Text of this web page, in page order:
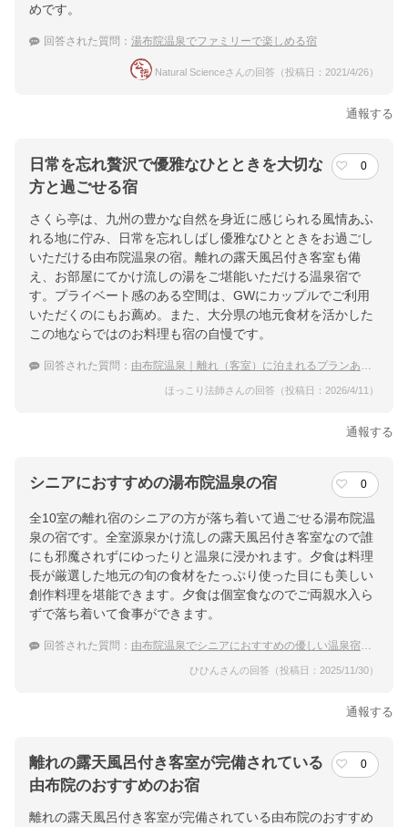
めです。
回答された質問： 湯布院温泉でファミリーで楽しめる宿
Natural Scienceさんの回答（投稿日：2021/4/26）
通報する
日常を忘れ贅沢で優雅なひとときを大切な
方と過ごせる宿
0
さくら亭は、九州の豊かな自然を身近に感じられる風情あふ
れる地に佇み、日常を忘れしばし優雅なひとときをお過ごし
いただける由布院温泉の宿。離れの露天風呂付き客室も備
え、お部屋にてかけ流しの湯をご堪能いただける温泉宿で
す。プライベート感のある空間は、GWにカップルでご利用
いただくのにもお薦め。また、大分県の地元食材を活かした
この地ならではのお料理も宿の自慢です。
回答された質問： 由布院温泉｜離れ（客室）に泊まれるプランあり！カップルのGW旅行におすすめな宿は？
ほっこり法師さんの回答（投稿日：2026/4/11）
通報する
シニアにおすすめの湯布院温泉の宿 0
全10室の離れ宿のシニアの方が落ち着いて過ごせる湯布院温
泉の宿です。全室源泉かけ流しの露天風呂付き客室なので誰
にも邪魔されずにゆったりと温泉に浸かれます。夕食は料理
長が厳選した地元の旬の食材をたっぷり使った目にも美しい
創作料理を堪能できます。夕食は個室食なのでご両親水入ら
ずで落ち着いて食事ができます。
回答された質問： 由布院温泉でシニアにおすすめの優しい温泉宿は？
ひひんさんの回答（投稿日：2025/11/30）
通報する
離れの露天風呂付き客室が完備されている
由布院のおすすめのお宿
0
離れの露天風呂付き客室が完備されている由布院のおすすめ